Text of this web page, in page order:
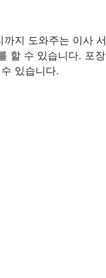
지 도와주는 이사
할 수 있습니다. 포
있습니다.